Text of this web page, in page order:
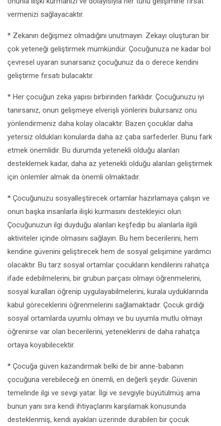
vermenizi sağlayacaktır.
* Zekanın değişmez olmadığını unutmayın. Zekayı oluşturan bir
çok yeteneği geliştirmek mümkündür. Çocuğunuza ne kadar bol
çevresel uyaran sunarsanız çocuğunuz da o derece kendini
geliştirme fırsatı bulacaktır.
* Her çocuğun zeka yapısı birbirinden farklıdır. Çocuğunuzu iyi
tanırsanız, onun gelişmeye elverişli yönlerini bulursanız onu
yönlendirmeniz daha kolay olacaktır. Bazen çocuklar daha
yetersiz oldukları konularda daha az çaba sarfederler. Bunu fark
etmek önemlidir. Bu durumda yetenekli olduğu alanları
desteklemek kadar, daha az yetenekli olduğu alanları geliştirmek
için önlemler almak da önemli olmaktadır.
* Çocuğunuzu sosyalleştirecek ortamlar hazırlamaya çalışın ve
onun başka insanlarla ilişki kurmasını destekleyici olun.
Çocuğunuzun ilgi duyduğu alanları keşfedip bu alanlarla ilgili
aktiviteler içinde olmasını sağlayın. Bu hem becerilerini, hem
kendine güvenini geliştirecek hem de sosyal gelişimine yardımcı
olacaktır. Bu tarz sosyal ortamlar çocukların kendilerini rahatça
ifade edebilmelerini, bir grubun parçası olmayı öğrenmelerini,
sosyal kuralları öğrenip uygulayabilmelerini, kurala uyduklarında
kabul göreceklerini öğrenmelerini sağlamaktadır. Çocuk girdiği
sosyal ortamlarda uyumlu olmayı ve bu uyumla mutlu olmayı
öğrenirse var olan becerilerini, yeteneklerini de daha rahatça
ortaya koyabilecektir.
* Çocuğa güven kazandırmak belki de bir anne-babanın
çocuğuna verebileceği en önemli, en değerli şeydir. Güvenin
temelinde ilgi ve sevgi yatar. İlgi ve sevgiyle büyütülmüş ama
bunun yanı sıra kendi ihtiyaçlarını karşılamak konusunda
desteklenmiş, kendi ayakları üzerinde durabilen bir çocuk